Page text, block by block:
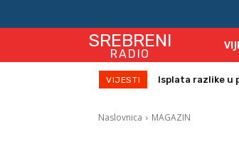
SREBRENI
RADIO
VIJESTI Birači će se
Naslovnica MAGAZIN